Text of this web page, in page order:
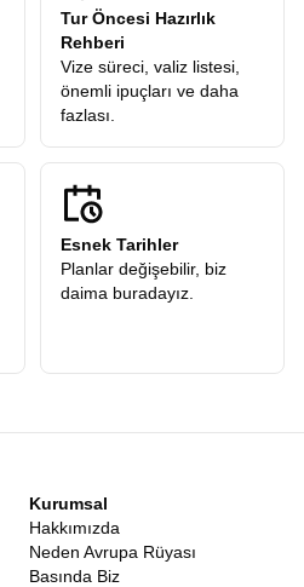
Tur Öncesi Hazırlık
Rehberi
Vize süreci, valiz listesi,
önemli ipuçları ve daha
fazlası.
Esnek Tarihler
Planlar değişebilir, biz
daima buradayız.
Kurumsal
Hakkımızda
Neden Avrupa Rüyası
Basında Biz